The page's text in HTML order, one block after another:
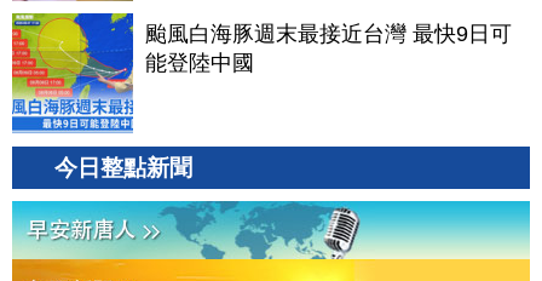
颱風白海豚週末最接近台灣 最快9日可
能登陸中國
今日整點新聞